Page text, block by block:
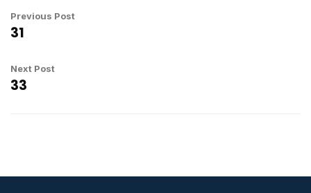
Previous Post
31
Next Post
33